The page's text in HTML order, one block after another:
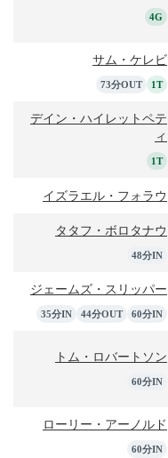
4G
サム・ケレビ
73分OUT 1T
デイン・ハイレットペテ
ィ
1T
イズラエル・フォラウ
タタフ・ボロタナウ
48分IN
ジェームズ・スリッパー
35分IN 44分OUT 60分IN
トム・ロバートソン
60分IN
ローリー・アーノルド
60分IN